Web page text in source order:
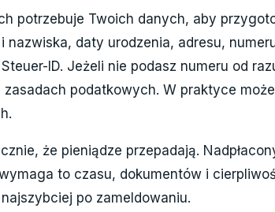
potrzebuje Twoich danych, aby
nazwiska, daty urodzenia, adresu,
ID. Jeżeli nie podasz numeru od
podatkowych. W praktyce
że pieniądze przepadają.
to czasu, dokumentów i
po zameldowaniu.